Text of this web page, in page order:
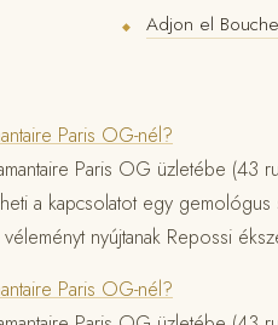
◆ Adjon el
Paris OG-nél?
Paris OG üzletébe (43
a kapcsolatot egy
nyújtanak Repossi
Paris OG-nél?